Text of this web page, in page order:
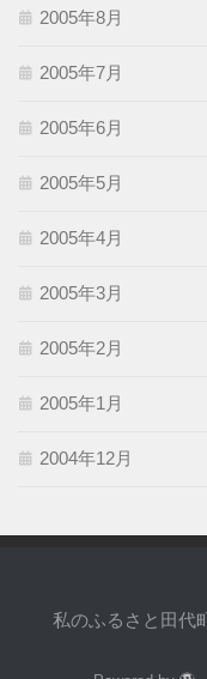
2005年8月
2005年7月
2005年6月
2005年5月
2005年4月
2005年3月
2005年2月
2005年1月
2004年12月
私のふるさと田代